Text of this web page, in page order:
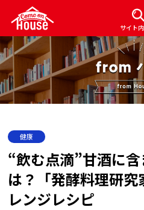
サイト
健康
“飲む点滴”甘酒に
は？「発酵料理研
レンジレシピ